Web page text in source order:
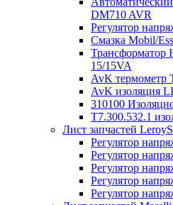
DM710 AVR
Регулятор
Смазка Mobil/
Трансформатор
15/15VA
AvK термометр
AvK изоляция
310100
T7.300.532.1
Лист запчастей
Регулятор
Регулятор
Регулятор
Регулятор
Регулятор